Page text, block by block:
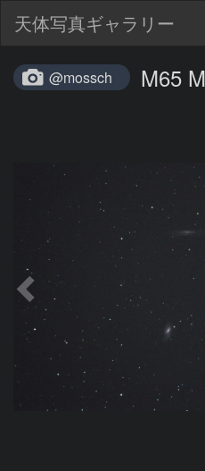
天体写真ギャラリー
@mossch M65